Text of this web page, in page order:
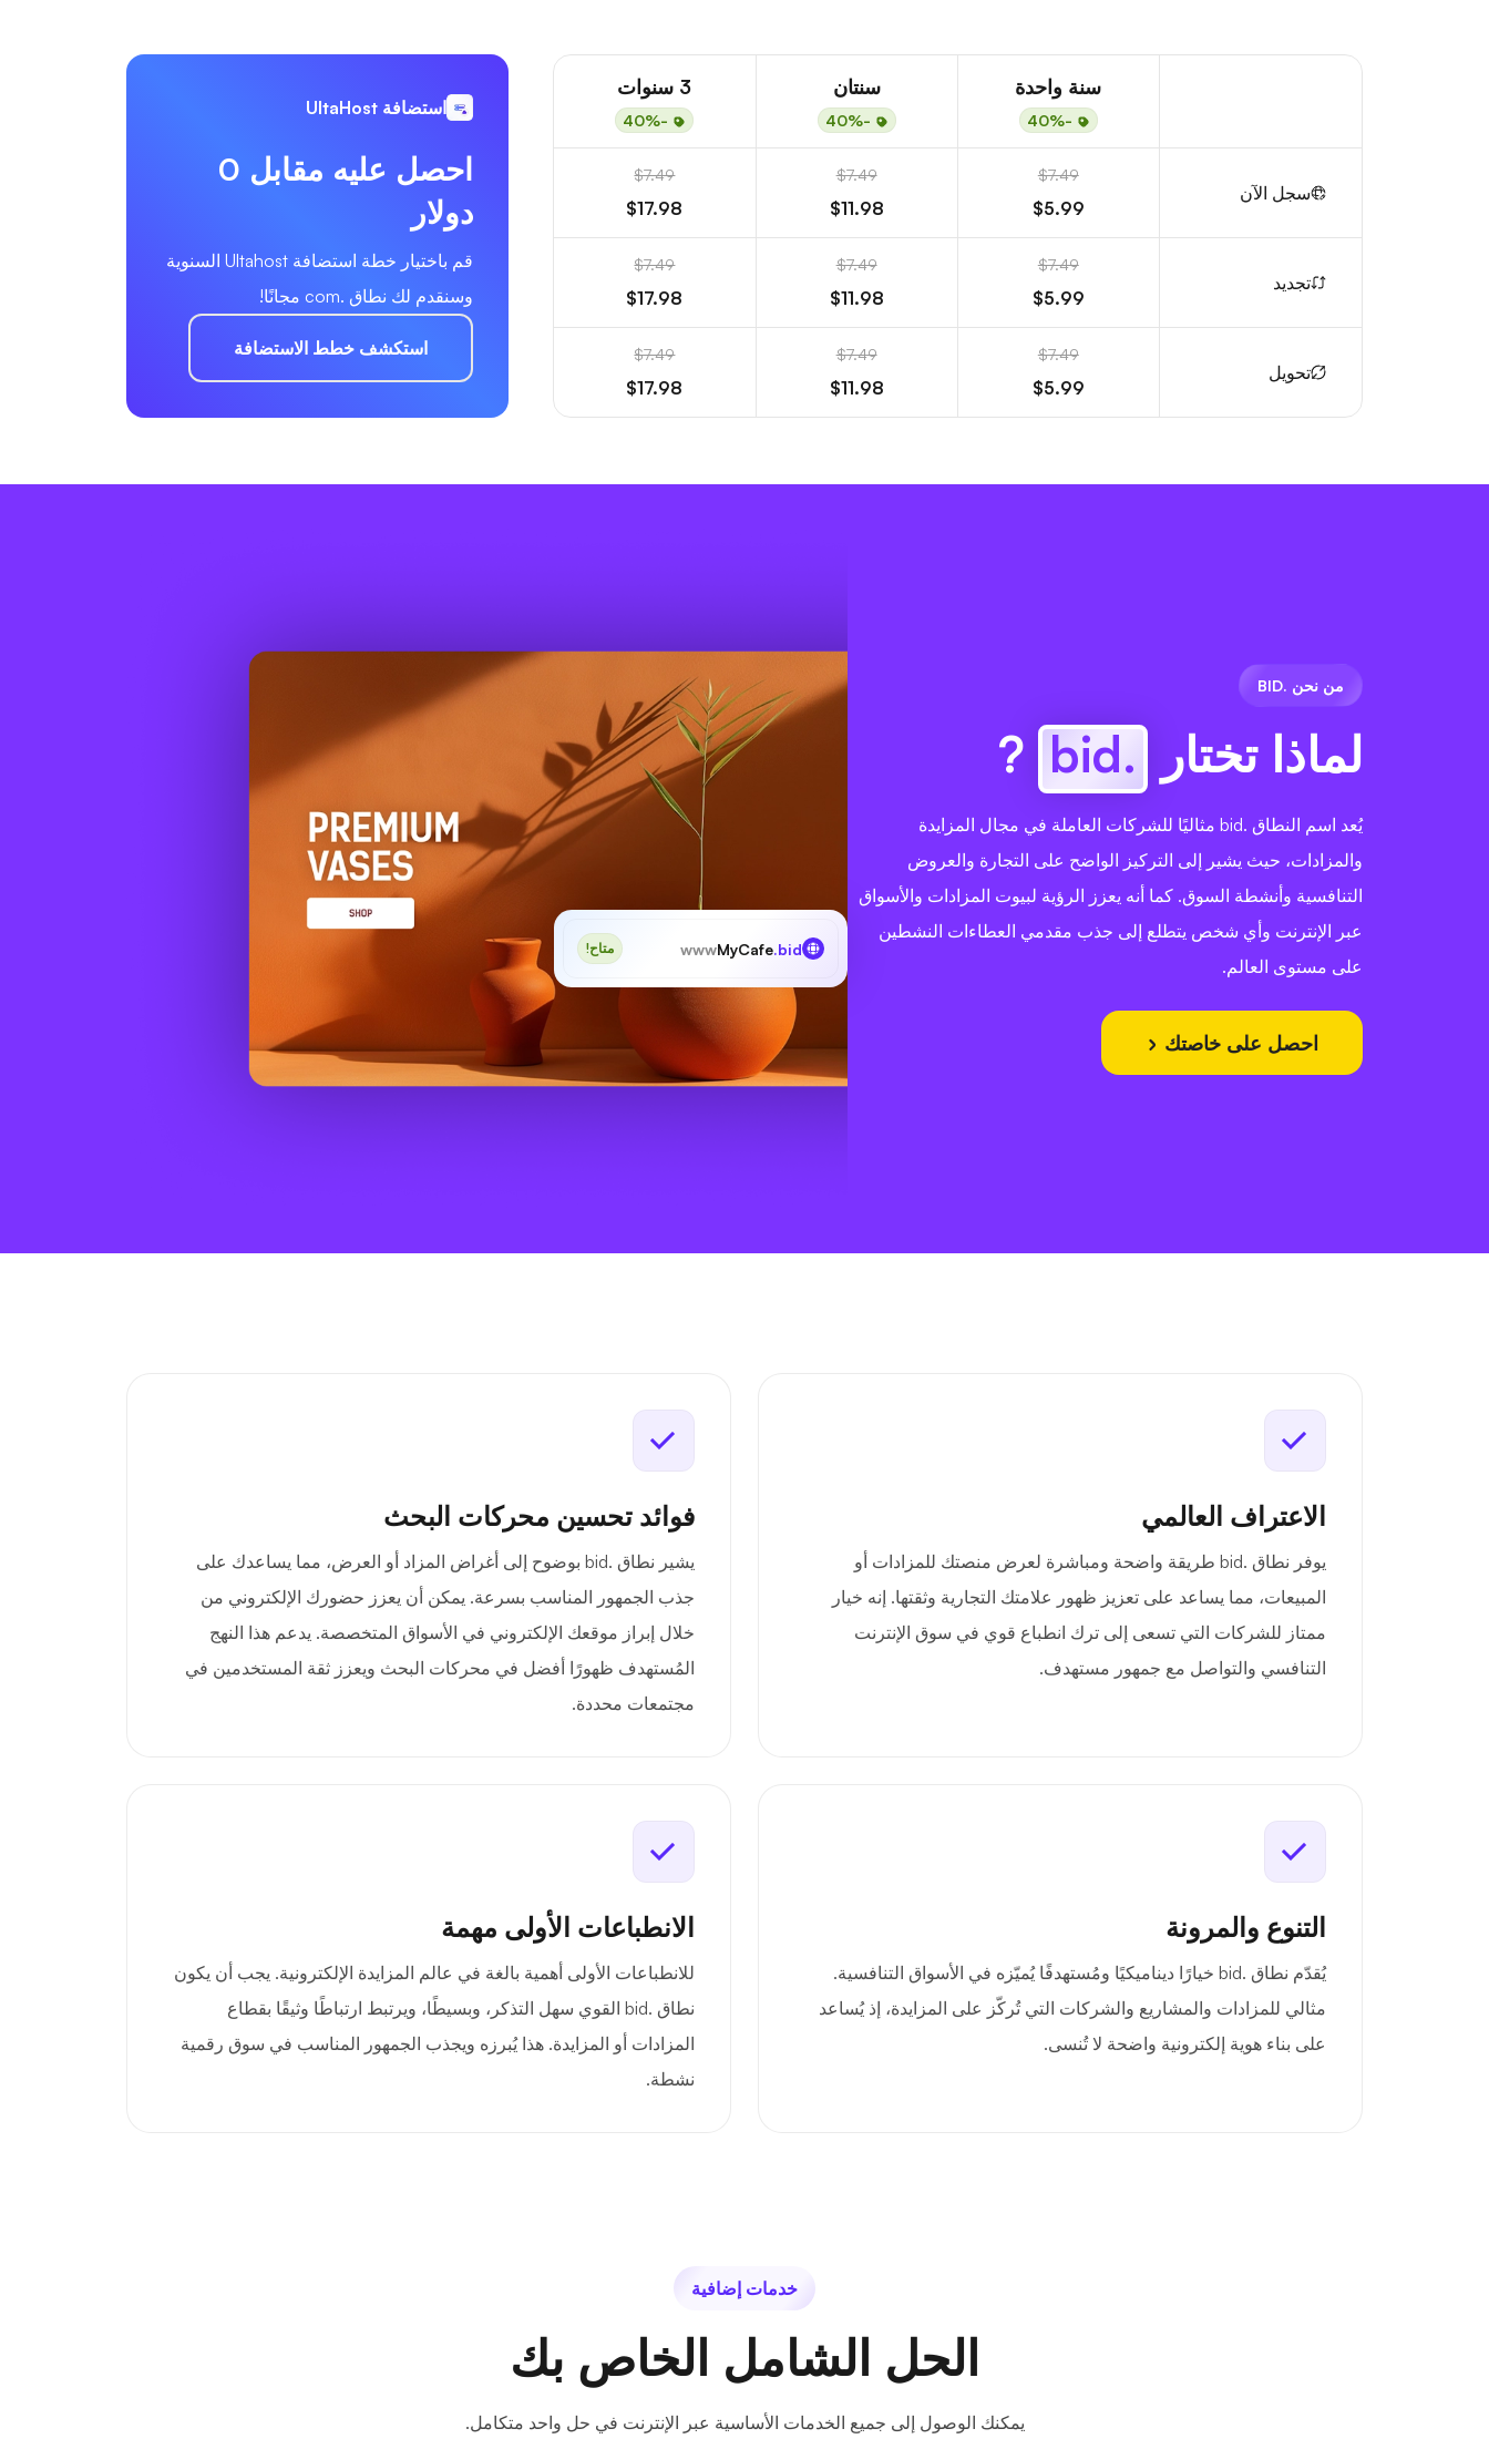
سنة واحدة
-40%
سنتان
-40%
3 سنوات
-40%
سجل الآن
$7.49
$5.99
$7.49
$11.98
$7.49
$17.98
تجديد
$7.49
$5.99
$7.49
$11.98
$7.49
$17.98
تحويل
$7.49
$5.99
$7.49
$11.98
$7.49
$17.98
استضافة UltaHost
احصل عليه مقابل 0
دولار
قم باختيار خطة استضافة Ultahost السنوية
وسنقدم لك نطاق .com مجانًا!
استكشف خطط الاستضافة
من نحن .BID
لماذا تختار .bid
?
يُعد اسم النطاق .bid مثاليًا للشركات العاملة في مجال المزايدة
والمزادات، حيث يشير إلى التركيز الواضح على التجارة والعروض
التنافسية وأنشطة السوق. كما أنه يعزز الرؤية لبيوت المزادات والأسواق
عبر الإنترنت وأي شخص يتطلع إلى جذب مقدمي العطاءات النشطين
على مستوى العالم.
احصل على خاصتك
wwwMyCafe.bid متاح!
الاعتراف العالمي
يوفر نطاق .bid طريقة واضحة ومباشرة لعرض منصتك للمزادات أو
المبيعات، مما يساعد على تعزيز ظهور علامتك التجارية وثقتها. إنه خيار
ممتاز للشركات التي تسعى إلى ترك انطباع قوي في سوق الإنترنت
التنافسي والتواصل مع جمهور مستهدف.
فوائد تحسين محركات البحث
يشير نطاق .bid بوضوح إلى أغراض المزاد أو العرض، مما يساعدك على
جذب الجمهور المناسب بسرعة. يمكن أن يعزز حضورك الإلكتروني من
خلال إبراز موقعك الإلكتروني في الأسواق المتخصصة. يدعم هذا النهج
المُستهدف ظهورًا أفضل في محركات البحث ويعزز ثقة المستخدمين في
مجتمعات محددة.
التنوع والمرونة
يُقدّم نطاق .bid خيارًا ديناميكيًا ومُستهدفًا يُميّزه في الأسواق التنافسية.
مثالي للمزادات والمشاريع والشركات التي تُركّز على المزايدة، إذ يُساعد
على بناء هوية إلكترونية واضحة لا تُنسى.
الانطباعات الأولى مهمة
للانطباعات الأولى أهمية بالغة في عالم المزايدة الإلكترونية. يجب أن يكون
نطاق .bid القوي سهل التذكر، وبسيطًا، ويرتبط ارتباطًا وثيقًا بقطاع
المزادات أو المزايدة. هذا يُبرزه ويجذب الجمهور المناسب في سوق رقمية
نشطة.
خدمات إضافية
الحل الشامل الخاص بك
يمكنك الوصول إلى جميع الخدمات الأساسية عبر الإنترنت في حل واحد متكامل.